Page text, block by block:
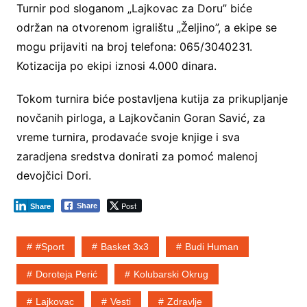
Turnir pod sloganom „Lajkovac za Doru” biće
održan na otvorenom igralištu „Željino”, a ekipe se
mogu prijaviti na broj telefona: 065/3040231.
Kotizacija po ekipi iznosi 4.000 dinara.
Tokom turnira biće postavljena kutija za prikupljanje
novčanih pirloga, a Lajkovčanin Goran Savić, za
vreme turnira, prodavaće svoje knjige i sva
zaradjena sredstva donirati za pomoć malenoj
devojčici Dori.
Share Post
Share
#sport Basket 3x3 Budi Human
Doroteja Perić Kolubarski Okrug
Lajkovac Vesti Zdravlje